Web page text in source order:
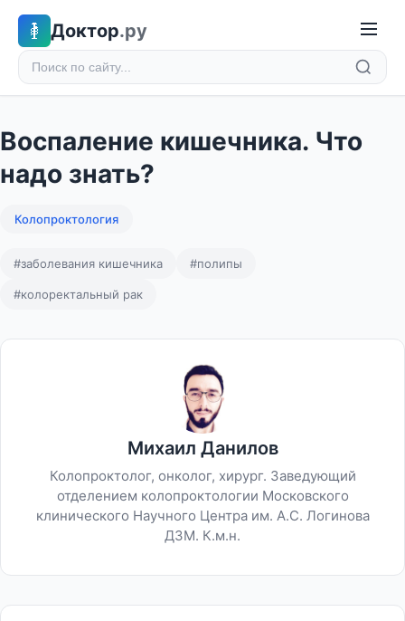
Доктор.ру
Воспаление кишечника. Что
надо знать?
Колопроктология
#заболевания кишечника #полипы
#колоректальный рак
Михаил Данилов
Колопроктолог, онколог, хирург. Заведующий
отделением колопроктологии Московского
клинического Научного Центра им. А.С. Логинова
ДЗМ. К.м.н.